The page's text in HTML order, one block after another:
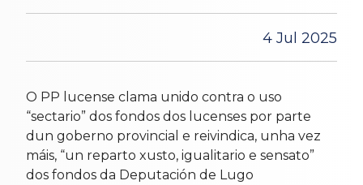
4 Jul 2025
O PP lucense clama unido contra o uso
“sectario” dos fondos dos lucenses por parte
dun goberno provincial e reivindica, unha vez
máis, “un reparto xusto, igualitario e sensato”
dos fondos da Deputación de Lugo